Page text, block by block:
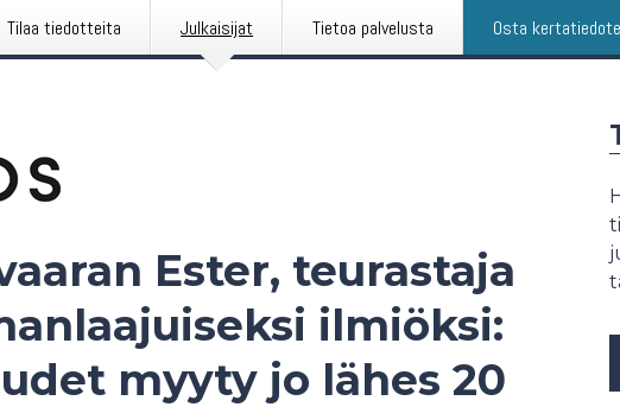
Tilaa tiedotteita Julkaisijat Tietoa palvelusta Osta kertatiedote
Ester, teurastaja
ilmiöksi:
myyty jo lähes 20